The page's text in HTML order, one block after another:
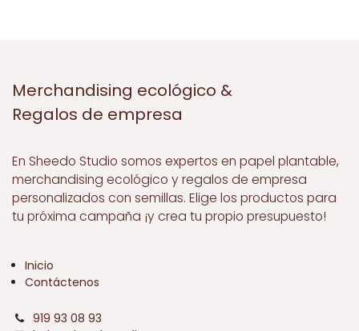
Merchandising ecológico &
Regalos de empresa
En Sheedo Studio somos expertos en papel plantable,
merchandising ecológico y regalos de empresa
personalizados con semillas. Elige los productos para
tu próxima campaña ¡y crea tu propio presupuesto!
Inicio
Contáctenos
919 93 08 93